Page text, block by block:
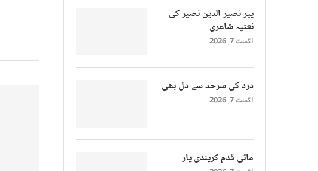
پیر نصیر الدین نصیر کی
نعتیہ شاعری
اگست 7, 2026
درد کی سرحد سے دل بھی
اگست 7, 2026
ماٹی قدم کریندی یار